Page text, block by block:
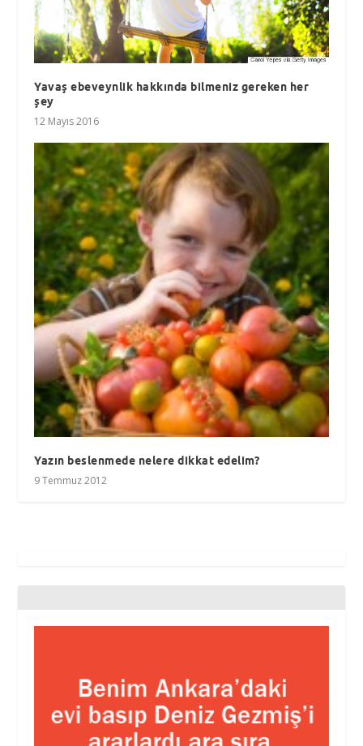
Yavaş ebeveynlik hakkında bilmeniz gereken her
şey
12 Mayıs 2016
Yazın beslenmede nelere dikkat edelim?
9 Temmuz 2012